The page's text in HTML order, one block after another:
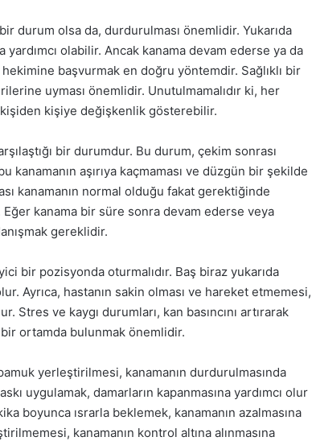
durum olsa da, durdurulması önemlidir. Yukarıda
olabilir. Ancak kanama devam ederse ya da
başvurmak en doğru yöntemdir. Sağlıklı bir
uyması önemlidir. Unutulmamalıdır ki, her
kişiden kişiye değişkenlik gösterebilir.
bir durumdur. Bu durum, çekim sonrası
aşırıya kaçmaması ve düzgün bir şekilde
kanamanın normal olduğu fakat gerektiğinde
kanama bir süre sonra devam ederse veya
gereklidir.
bir pozisyonda oturmalıdır. Baş biraz yukarıda
Ayrıca, hastanın sakin olması ve hareket etmemesi,
Stres ve kaygı durumları, kan basıncını artırarak
ortamda bulunmak önemlidir.
yerleştirilmesi, kanamanın durdurulmasında
uygulamak, damarların kapanmasına yardımcı olur
boyunca ısrarla beklemek, kanamanın azalmasına
kanamanın kontrol altına alınmasına